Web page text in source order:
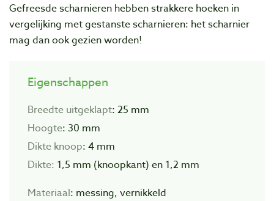
Gefreesde scharnieren hebben strakkere hoeken in
vergelijking met gestanste scharnieren: het scharnier
mag dan ook gezien worden!
Eigenschappen
Breedte uitgeklapt: 25 mm
Hoogte: 30 mm
Dikte knoop: 4 mm
Dikte: 1,5 mm (knoopkant) en 1,2 mm
Materiaal: messing, vernikkeld